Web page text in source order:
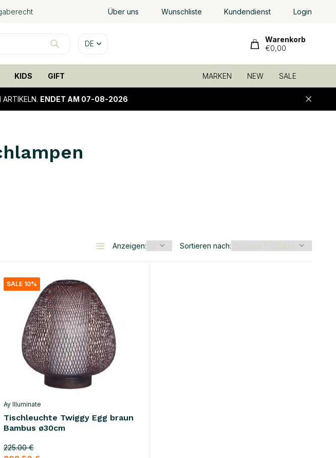
Über uns Wunschliste Kundendienst Login
DE
Warenkorb
€0,00
KIDS GIFT MARKEN NEW SALE
ARTIKELN. ENDET AM 07-08-2026
Anzeigen: Sortieren nach:
SALE 10%
Ay Illuminate
Tischleuchte Twiggy Egg braun
Bambus ø30cm
225.00 €